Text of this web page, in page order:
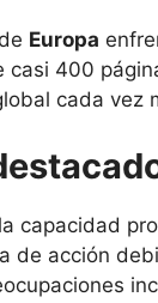
Europa
casi 400
cada vez
capacidad
de acción